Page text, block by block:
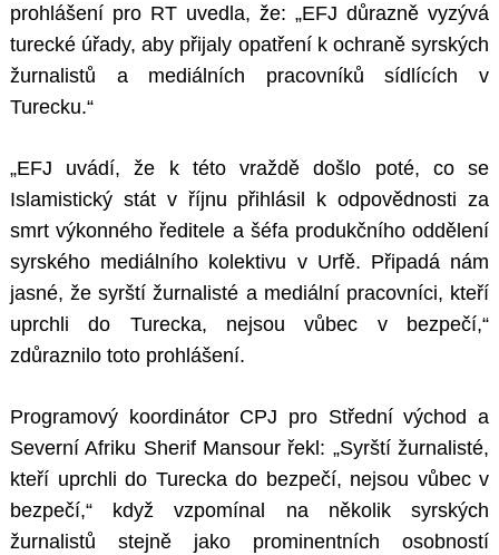
prohlášení pro RT uvedla, že: „EFJ důrazně vyzývá
turecké úřady, aby přijaly opatření k ochraně syrských
žurnalistů a mediálních pracovníků sídlících v
Turecku.“
„EFJ uvádí, že k této vraždě došlo poté, co se
Islamistický stát v říjnu přihlásil k odpovědnosti za
smrt výkonného ředitele a šéfa produkčního oddělení
syrského mediálního kolektivu v Urfě. Připadá nám
jasné, že syrští žurnalisté a mediální pracovníci, kteří
uprchli do Turecka, nejsou vůbec v bezpečí,“
zdůraznilo toto prohlášení.
Programový koordinátor CPJ pro Střední východ a
Severní Afriku Sherif Mansour řekl: „Syrští žurnalisté,
kteří uprchli do Turecka do bezpečí, nejsou vůbec v
bezpečí,“ když vzpomínal na několik syrských
žurnalistů stejně jako prominentních osobností